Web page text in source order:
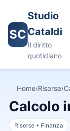
SC
Studio
Cataldi
Il diritto
quotidiano
Home›Risorse›
Calcolo
Risorse • Finanza